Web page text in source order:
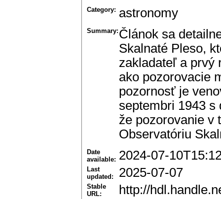
Category: astronomy
Summary: Článok sa
Skalnaté Pleso,
zakladateľ a prvý
ako pozorovacie
pozornosť je
septembri 1943 s
že pozorovanie v
Observatóriu
Date
available: 2024-07-
Last
updated:
2025-07-07
Stable
URL:
http://